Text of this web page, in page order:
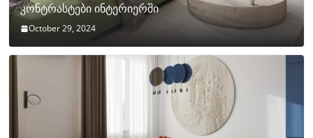
კონტრასტები ინტერიერში
October 29, 2024